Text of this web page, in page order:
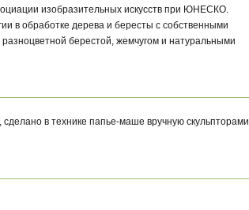
изобразительных искусств при ЮНЕСКО.
в обработке дерева и бересты с собственными
берестой, жемчугом и натуральными
в технике папье-маше вручную скульпторами